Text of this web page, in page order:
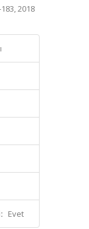
2018
Evet